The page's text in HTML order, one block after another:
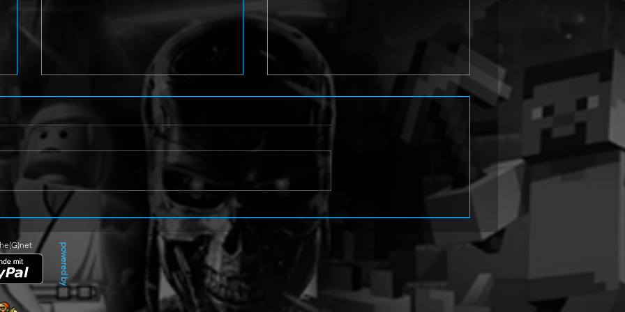
Crimson Moon erscheint am
1. September
ENDLESS Legend II erscheint
am 17. September für
Konsolen und PC
powered by